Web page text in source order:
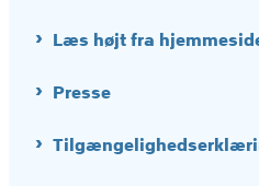
Læs højt fra
Presse